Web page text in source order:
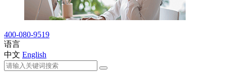
400-080-9519
语言
中文 English